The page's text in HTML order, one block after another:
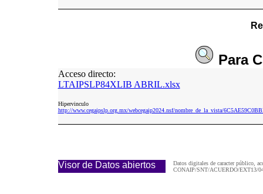
Para
Acceso directo:
LTAIPSLP84XLIB ABRIL.xlsx
Hipervinculo
http://www.cegaipslp.org.mx/webcegaip2024.nsf/nombre_de_la_vista/
Visor de Datos abiertos
Datos digitales de caracter público,
CONAIP/SNT/ACUERDO/EXT13/